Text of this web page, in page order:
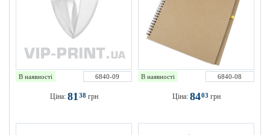
В наявності 6840-09
Ціна: 8138грн
В наявності 6840-08
Ціна: 8403 грн